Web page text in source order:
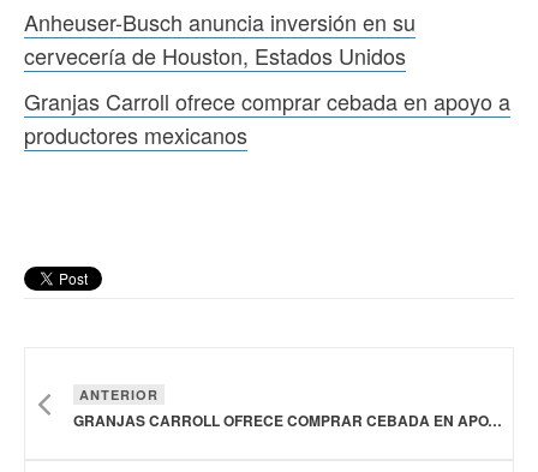
Anheuser-Busch anuncia inversión en su
cervecería de Houston, Estados Unidos
Granjas Carroll ofrece comprar cebada en apoyo a
productores mexicanos
ANTERIOR
GRANJAS CARROLL OFRECE COMPRAR CEBADA EN APOYO A PRODUCTORES MEXICANOS